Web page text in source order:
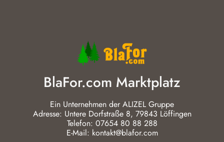
BlaFor.com Marktplatz
Ein Unternehmen der ALIZEL Gruppe
Adresse: Untere Dorfstraße 8, 79843 Löffingen
Telefon: 07654 80 88 288
E-Mail: kontakt@blafor.com